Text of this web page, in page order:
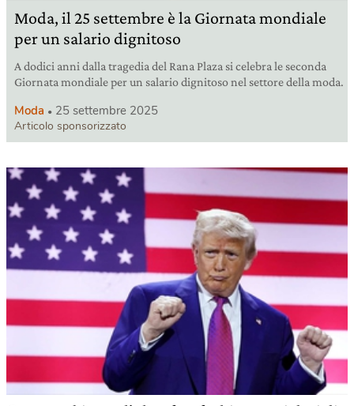
Moda, il 25 settembre è la Giornata mondiale
per un salario dignitoso
A dodici anni dalla tragedia del Rana Plaza si celebra le seconda
Giornata mondiale per un salario dignitoso nel settore della moda.
Moda 25 settembre 2025
Articolo sponsorizzato